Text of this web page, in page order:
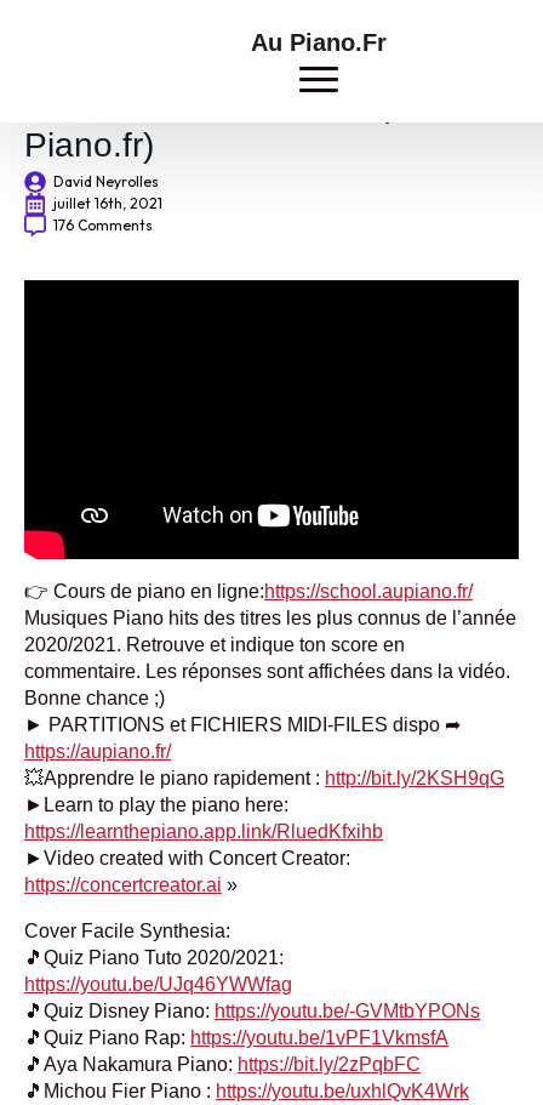
Au Piano.Fr
Piano Cover Hits 2021 (Quiz Au
Piano.fr)
David Neyrolles
juillet 16th, 2021
176 Comments
👉 Cours de piano en ligne:https://school.aupiano.fr/
Musiques Piano hits des titres les plus connus de l’année
2020/2021. Retrouve et indique ton score en
commentaire. Les réponses sont affichées dans la vidéo.
Bonne chance ;)
► PARTITIONS et FICHIERS MIDI-FILES dispo ➦
https://aupiano.fr/
💥Apprendre le piano rapidement : http://bit.ly/2KSH9qG
►Learn to play the piano here:
https://learnthepiano.app.link/RluedKfxihb
►Video created with Concert Creator:
https://concertcreator.ai »
Cover Facile Synthesia:
🎵Quiz Piano Tuto 2020/2021:
https://youtu.be/UJq46YWWfag
🎵Quiz Disney Piano: https://youtu.be/-GVMtbYPONs
🎵Quiz Piano Rap: https://youtu.be/1vPF1VkmsfA
🎵Aya Nakamura Piano: https://bit.ly/2zPqbFC
🎵Michou Fier Piano : https://youtu.be/uxhlQvK4Wrk